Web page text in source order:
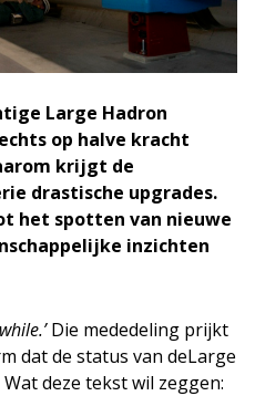
Large Hadron
op halve kracht
krijgt de
drastische upgrades.
het spotten van nieuwe
inzichten
Die mededeling prijkt
dat de status van deLarge
deze tekst wil zeggen: